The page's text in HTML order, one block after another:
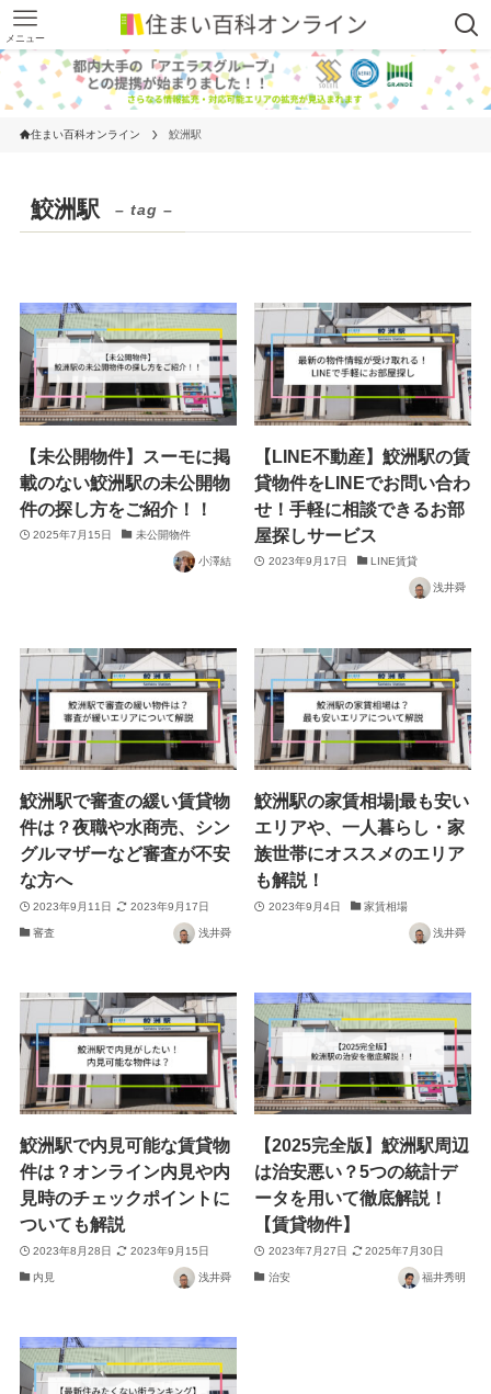
メニュー
住まい百科オンライン 鮫洲駅
鮫洲駅 – tag –
【未公開物件】スーモに掲
載のない鮫洲駅の未公開物
件の探し方をご紹介！！
2025年7月15日 未公開物件
小澤結
【LINE不動産】鮫洲駅の賃
貸物件をLINEでお問い合わ
せ！手軽に相談できるお部
屋探しサービス
2023年9月17日 LINE賃貸
浅井舜
鮫洲駅で審査の緩い賃貸物
件は？夜職や水商売、シン
グルマザーなど審査が不安
な方へ
2023年9月11日 2023年9月17日
審査 浅井舜
鮫洲駅の家賃相場|最も安い
エリアや、一人暮らし・家
族世帯にオススメのエリア
も解説！
2023年9月4日 家賃相場
浅井舜
鮫洲駅で内見可能な賃貸物
件は？オンライン内見や内
見時のチェックポイントに
ついても解説
2023年8月28日 2023年9月15日
内見 浅井舜
【2025完全版】鮫洲駅周辺
は治安悪い？5つの統計デ
ータを用いて徹底解説！
【賃貸物件】
2023年7月27日 2025年7月30日
治安 福井秀明